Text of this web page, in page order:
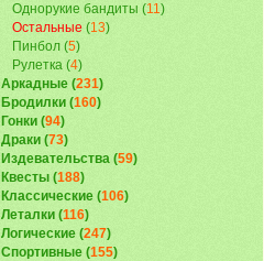
Однорукие бандиты (11)
Остальные (13)
Пинбол (5)
Рулетка (4)
Аркадные (231)
Бродилки (160)
Гонки (94)
Драки (73)
Издевательства (59)
Квесты (188)
Классические (106)
Леталки (116)
Логические (247)
Спортивные (155)